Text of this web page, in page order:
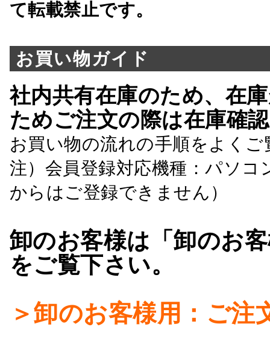
て転載禁止です。
お買い物ガイド
社内共有在庫のため、在
ためご注文の際は在庫確
お買い物の流れの手順をよくご
注）会員登録対応機種：パソ
からはご登録できません）
卸のお客様は「卸のお
をご覧下さい。
＞卸のお客様用：ご注